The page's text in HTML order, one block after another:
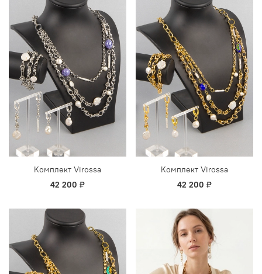
Комплект Virossa
42 200 ₽
Комплект Virossa
42 200 ₽